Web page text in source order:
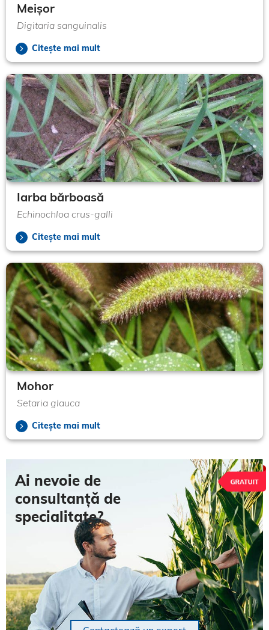
Meișor
Digitaria sanguinalis
Citește mai mult
Iarba bărboasă
Echinochloa crus-galli
Citește mai mult
Mohor
Setaria glauca
Citește mai mult
Ai nevoie de
consultanță de
specialitate?